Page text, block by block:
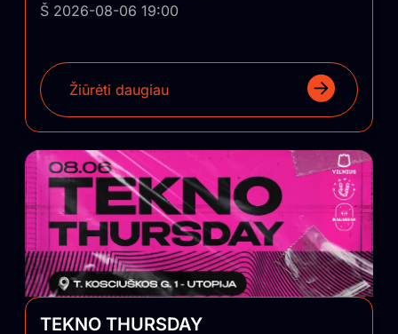
Š 2026-08-06 19:00
Žiūrėti daugiau
TEKNO THURSDAY